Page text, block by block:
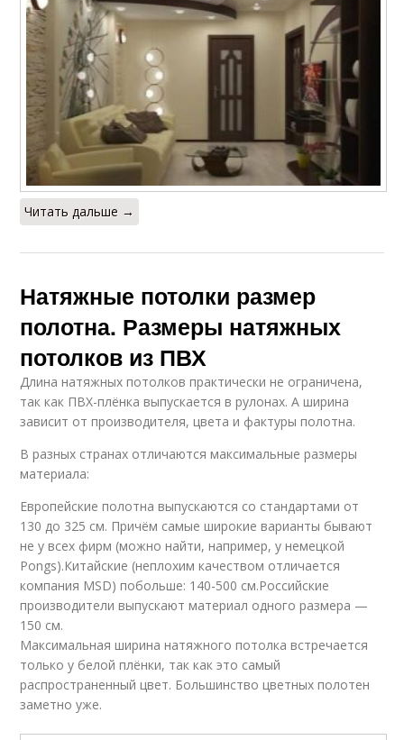
Читать дальше →
Натяжные потолки размер
полотна. Размеры натяжных
потолков из ПВХ
Длина натяжных потолков практически не ограничена,
так как ПВХ-плёнка выпускается в рулонах. А ширина
зависит от производителя, цвета и фактуры полотна.
В разных странах отличаются максимальные размеры
материала:
Европейские полотна выпускаются со стандартами от
130 до 325 см. Причём самые широкие варианты бывают
не у всех фирм (можно найти, например, у немецкой
Pongs).Китайские (неплохим качеством отличается
компания MSD) побольше: 140-500 см.Российские
производители выпускают материал одного размера —
150 см.
Максимальная ширина натяжного потолка встречается
только у белой плёнки, так как это самый
распространенный цвет. Большинство цветных полотен
заметно уже.